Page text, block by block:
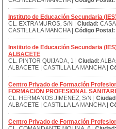
Instituto de Educación Secundaria
CL. EXTRAMUROS, S/N | Ciudad:
CASTILLA LA MANCHA | Código Postal:
Instituto de Educación Secundaria
ALBACETE
CL. PINTOR QUIJADA, 1 | Ciudad:
ALBACETE | CASTILLA LA MANCHA |
Centro Privado de Formación
FORMACIÓN PROFESIONAL
CL. HERMANOS JIMENEZ, S/N |
ALBACETE | CASTILLA LA MANCHA |
Centro Privado de Formación